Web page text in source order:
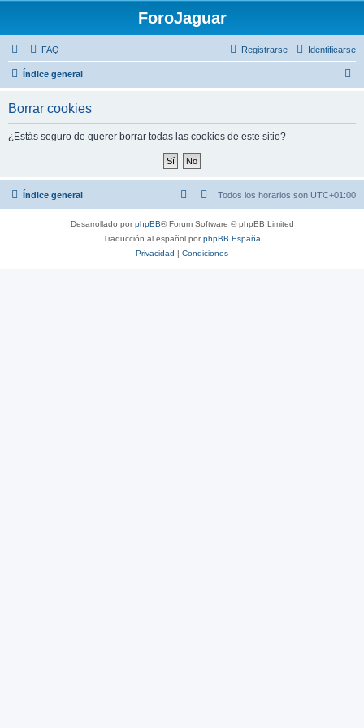
ForoJaguar
FAQ Identificarse
Registrarse
Índice general
Borrar cookies
¿Estás seguro de querer borrar todas las cookies de este sitio?
Índice general Todos los horarios son UTC+01:00
Desarrollado porphpBB® Forum Software © phpBB Limited
Traducción al español porphpBB España
Privacidad | Condiciones